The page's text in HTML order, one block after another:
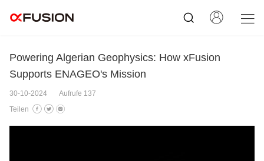
Powering Algerian Geophysics: How xFusion
Supports ENAGEO's Mission
30-10-2024
Aufrufe 137
Teilen